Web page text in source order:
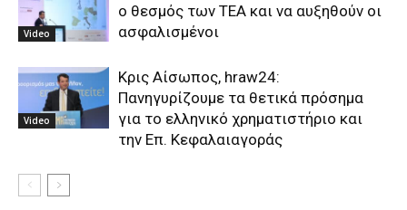
Video
ο θεσμός των ΤΕΑ και να αυξηθούν οι
ασφαλισμένοι
Video
Κρις Αίσωπος, hraw24:
Πανηγυρίζουμε τα θετικά πρόσημα
για το ελληνικό χρηματιστήριο και
την Επ. Κεφαλαιαγοράς